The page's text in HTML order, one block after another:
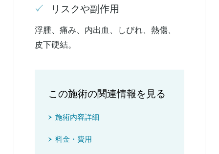
リスクや副作用
浮腫、痛み、内出血、しびれ、熱傷、
皮下硬結。
この施術の関連情報を見る
施術内容詳細
料金・費用